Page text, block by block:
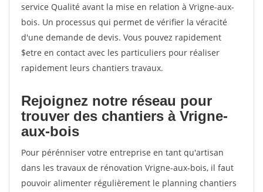
service Qualité avant la mise en relation à Vrigne-aux-
bois. Un processus qui permet de vérifier la véracité
d'une demande de devis. Vous pouvez rapidement
$etre en contact avec les particuliers pour réaliser
rapidement leurs chantiers travaux.
Rejoignez notre réseau pour
trouver des chantiers à Vrigne-
aux-bois
Pour pérénniser votre entreprise en tant qu'artisan
dans les travaux de rénovation Vrigne-aux-bois, il faut
pouvoir alimenter régulièrement le planning chantiers